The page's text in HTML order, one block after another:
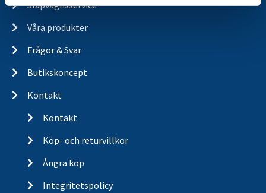
Släpvagnsservice
Våra produkter
Frågor & Svar
Butikskoncept
Kontakt
Kontakt
Köp- och returvillkor
Ångra köp
Integritetspolicy